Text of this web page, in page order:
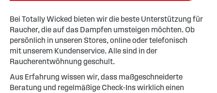
Bei Totally Wicked bieten wir die beste Unterstützung für
Raucher, die auf das Dampfen umsteigen möchten. Ob
persönlich in unseren Stores, online oder telefonisch
mit unserem Kundenservice. Alle sind in der
Raucherentwöhnung geschult.
Aus Erfahrung wissen wir, dass maßgeschneiderte
Beratung und regelmäßige Check-Ins wirklich einen